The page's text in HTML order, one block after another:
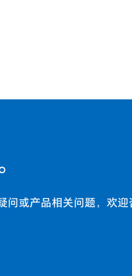
问或产品相关问题，欢迎